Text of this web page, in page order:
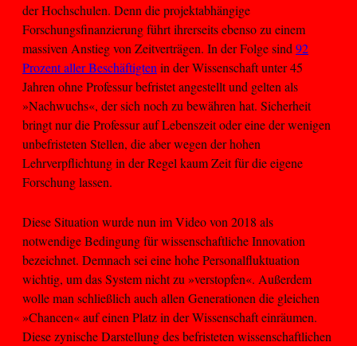
der Hochschulen. Denn die projektabhängige
Forschungsfinanzierung führt ihrerseits ebenso zu einem
massiven Anstieg von Zeitverträgen. In der Folge sind 92
Prozent aller Beschäftigten in der Wissenschaft unter 45
Jahren ohne Professur befristet angestellt und gelten als
»Nachwuchs«, der sich noch zu bewähren hat. Sicherheit
bringt nur die Professur auf Lebenszeit oder eine der wenigen
unbefristeten Stellen, die aber wegen der hohen
Lehrverpflichtung in der Regel kaum Zeit für die eigene
Forschung lassen.
Diese Situation wurde nun im Video von 2018 als
notwendige Bedingung für wissenschaftliche Innovation
bezeichnet. Demnach sei eine hohe Personalfluktuation
wichtig, um das System nicht zu »verstopfen«. Außerdem
wolle man schließlich auch allen Generationen die gleichen
»Chancen« auf einen Platz in der Wissenschaft einräumen.
Diese zynische Darstellung des befristeten wissenschaftlichen